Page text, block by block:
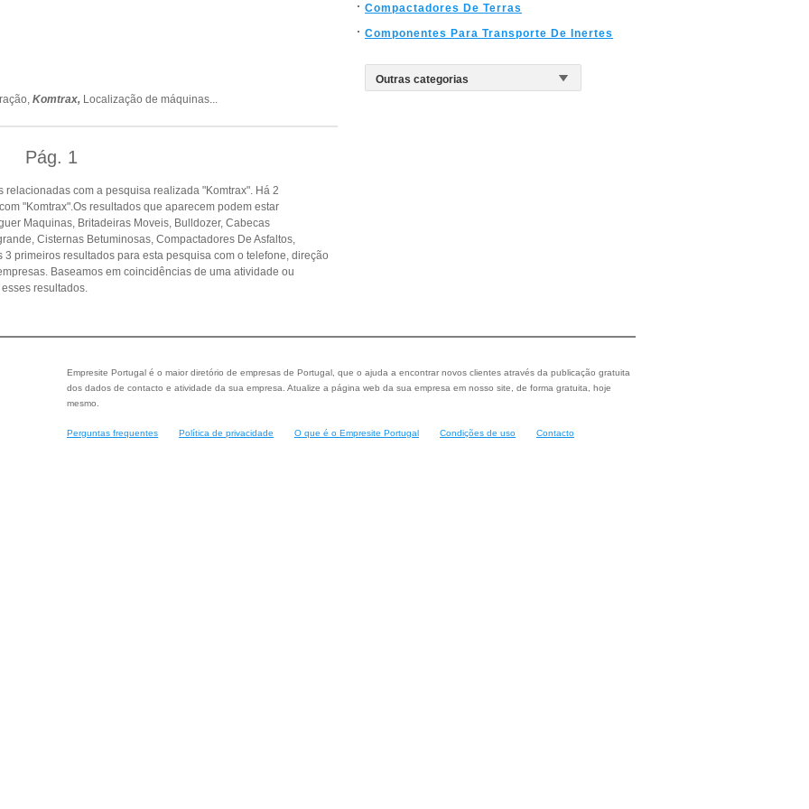
Komtrax, Localização de máquinas...
Pág. 1
com a pesquisa realizada "Komtrax". Há 2
"Komtrax".Os resultados que aparecem podem estar
Maquinas, Britadeiras Moveis, Bulldozer, Cabecas
Cisternas Betuminosas, Compactadores De Asfaltos,
primeiros resultados para esta pesquisa com o telefone, direção
Baseamos em coincidências de uma atividade ou
resultados.
Compactadores De Terras
Componentes Para Transporte De Inertes
Empresite Portugal é o maior diretório de empresas de Portugal, que o ajuda a encontrar novos clientes através da publicação gratuita
dos dados de contacto e atividade da sua empresa. Atualize a página web da sua empresa em nosso site, de forma gratuita, hoje
mesmo.
Perguntas frequentes Política de privacidade O que é o Empresite Portugal Condições de uso Contacto